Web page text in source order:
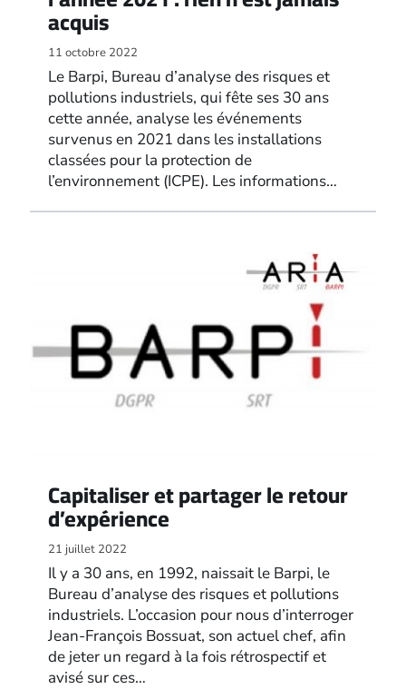
acquis
11 octobre 2022
Le Barpi, Bureau d’analyse des risques et
pollutions industriels, qui fête ses 30 ans
cette année, analyse les événements
survenus en 2021 dans les installations
classées pour la protection de
l’environnement (ICPE). Les informations…
Capitaliser et partager le retour
d’expérience
21 juillet 2022
Il y a 30 ans, en 1992, naissait le Barpi, le
Bureau d’analyse des risques et pollutions
industriels. L’occasion pour nous d’interroger
Jean-François Bossuat, son actuel chef, afin
de jeter un regard à la fois rétrospectif et
avisé sur ces…